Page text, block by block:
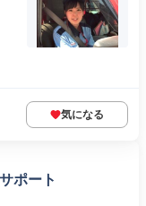
気になる
ポート